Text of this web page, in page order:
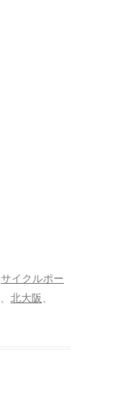
サイクルポー
、 北大阪、